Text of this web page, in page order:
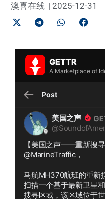
澳喜在线 | 2025-12-31